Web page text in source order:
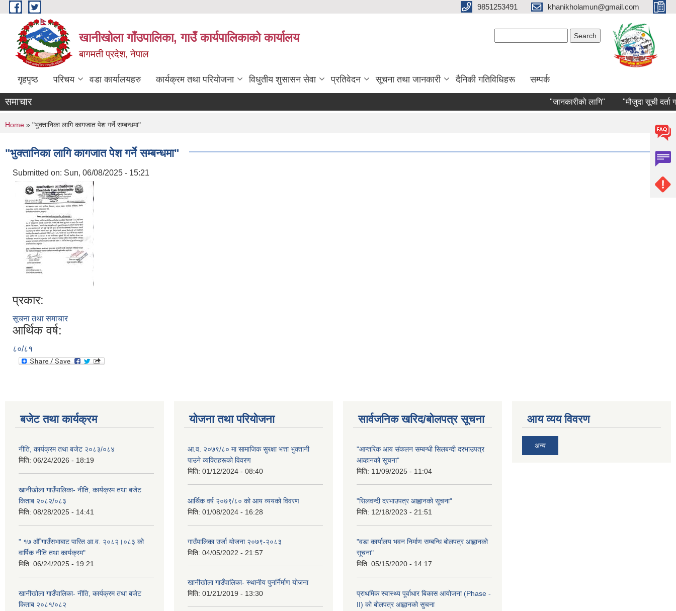
Skip to main content 9851253491 khanikholamun@gmail.com
खानीखोला गाँउपालिका, गाउँ कार्यपालिकाको कार्यालय
बागमती प्रदेश, नेपाल
गृहपृष्ठ परिचय वडा कार्यालयहरु कार्यक्रम तथा परियोजना विधुतीय शुसासन सेवा प्रतिवेदन सूचना तथा जानकारी दैनिकी गतिविधिहरू सम्पर्क
समाचार "जानकारीको लागि" "मौजुदा सूची दर्ता गर्ने
You are here
Home » "भुक्तानिका लागि कागजात पेश गर्ने सम्बन्धमा"
"भुक्तानिका लागि कागजात पेश गर्ने सम्बन्धमा"
Submitted on: Sun, 06/08/2025 - 15:21
प्रकार:
सूचना तथा समाचार
आर्थिक वर्ष:
८०/८१
बजेट तथा कार्यक्रम
नीति, कार्यक्रम तथा बजेट २०८३/०८४
मिति: 06/24/2026 - 18:19
खानीखोला गाउँपालिका- नीति, कार्यक्रम तथा बजेट
किताब २०८२/०८३
मिति: 08/28/2025 - 14:41
" १७ औँ गाउँसभाबाट पारित आ.व. २०८२।०८३ को
वार्षिक नीति तथा कार्यक्रम"
मिति: 06/24/2025 - 19:21
खानीखोला गाउँपालिका- नीति, कार्यक्रम तथा बजेट
किताब २०८१/०८२
योजना तथा परियोजना
आ.व. २०७९/८० मा सामाजिक सुरक्षा भत्ता भुक्तानी
पाउने व्यक्तिहरूको विवरण
मिति: 01/12/2024 - 08:40
आर्थिक वर्ष २०७९/८० को आय व्ययको विवरण
मिति: 01/08/2024 - 16:28
गाउँपालिका उर्जा योजना २०७९-२०८३
मिति: 04/05/2022 - 21:57
खानीखोला गाउँपालिका- स्थानीय पुनर्निर्माण योजना
मिति: 01/21/2019 - 13:30
सार्वजनिक खरिद/बोलपत्र सूचना
"आन्तरिक आय संकलन सम्बन्धी सिलबन्दी दरभाउपत्र
आव्हानको सूचना"
मिति: 11/09/2025 - 11:04
"सिलवन्दी दरभाउपत्र आह्वानको सूचना"
मिति: 12/18/2023 - 21:51
"वडा कार्यालय भवन निर्माण सम्बन्धि बोलपत्र आह्वानको
सूचना"
मिति: 05/15/2020 - 14:17
प्राथमिक स्वास्थ्य पूर्वाधार बिकास आयोजना (Phase -
II) को बोलपत्र आह्वानको सुचना
आय व्यय विवरण
अन्य